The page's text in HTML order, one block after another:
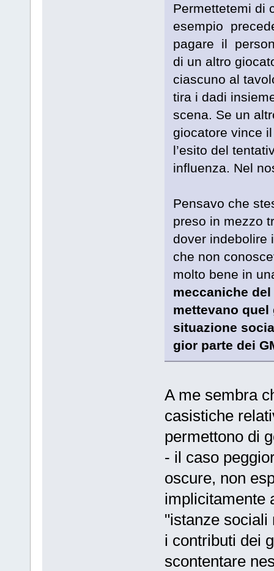
Permettetemi di
esempio
pagare il
di un altro
ciascuno al
tira i dadi
scena. Se un
giocatore vince
l’esito del
influenza. Nel
Pensavo che
preso in mezzo
dover indebolire
che non
molto bene in
meccaniche
mettevano
situazione
gior parte dei
A me sembra
casistiche
permettono di
- il caso
oscure, non
implicitamente
"istanze sociali
i contributi dei
scontentare